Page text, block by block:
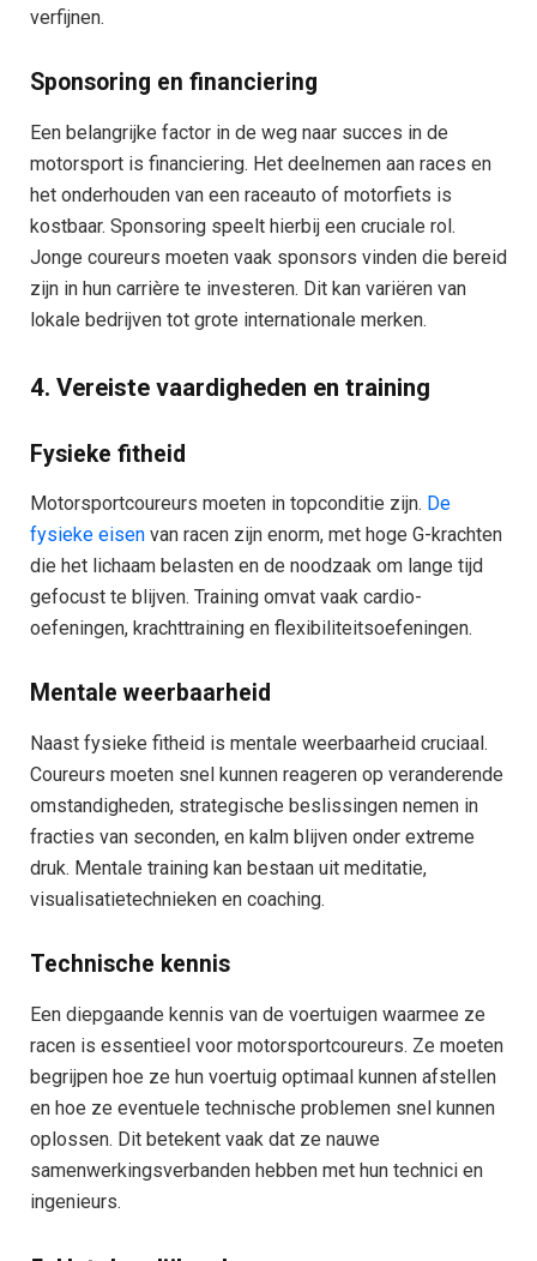
verfijnen.
Sponsoring en financiering
Een belangrijke factor in de weg naar succes in de
motorsport is financiering. Het deelnemen aan races en
het onderhouden van een raceauto of motorfiets is
kostbaar. Sponsoring speelt hierbij een cruciale rol.
Jonge coureurs moeten vaak sponsors vinden die bereid
zijn in hun carrière te investeren. Dit kan variëren van
lokale bedrijven tot grote internationale merken.
4. Vereiste vaardigheden en training
Fysieke fitheid
Motorsportcoureurs moeten in topconditie zijn. De
fysieke eisen van racen zijn enorm, met hoge G-krachten
die het lichaam belasten en de noodzaak om lange tijd
gefocust te blijven. Training omvat vaak cardio-
oefeningen, krachttraining en flexibiliteitsoefeningen.
Mentale weerbaarheid
Naast fysieke fitheid is mentale weerbaarheid cruciaal.
Coureurs moeten snel kunnen reageren op veranderende
omstandigheden, strategische beslissingen nemen in
fracties van seconden, en kalm blijven onder extreme
druk. Mentale training kan bestaan uit meditatie,
visualisatietechnieken en coaching.
Technische kennis
Een diepgaande kennis van de voertuigen waarmee ze
racen is essentieel voor motorsportcoureurs. Ze moeten
begrijpen hoe ze hun voertuig optimaal kunnen afstellen
en hoe ze eventuele technische problemen snel kunnen
oplossen. Dit betekent vaak dat ze nauwe
samenwerkingsverbanden hebben met hun technici en
ingenieurs.